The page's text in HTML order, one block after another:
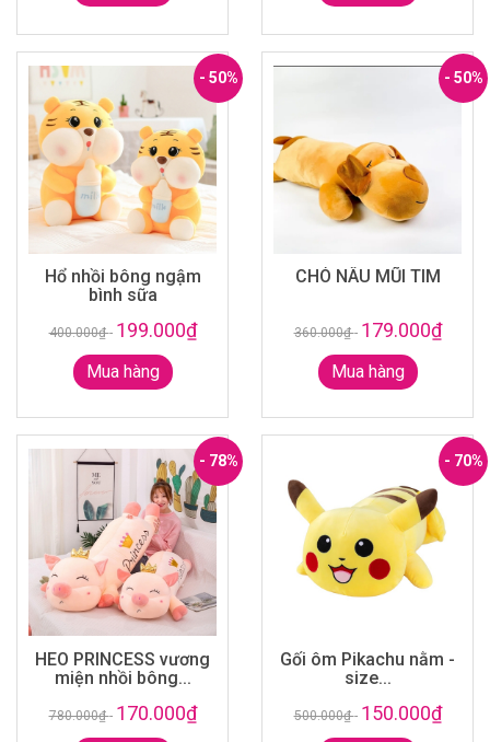
- 50%
Hổ nhồi bông ngậm
bình sữa
400.000₫- 199.000₫
Mua hàng
- 50%
CHÓ NÂU MŨI TIM
360.000₫- 179.000₫
Mua hàng
- 78%
HEO PRINCESS vương
miện nhồi bông...
780.000₫- 170.000₫
- 70%
Gối ôm Pikachu nằm -
size...
500.000₫- 150.000₫